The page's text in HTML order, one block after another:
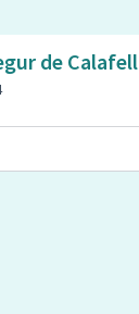
de Calafell